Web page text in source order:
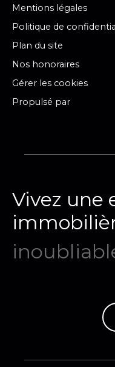
Mentions légales
Politique de
Plan du site
Nos honoraires
Gérer les cookies
Propulsé par
Vivez une
mémor|